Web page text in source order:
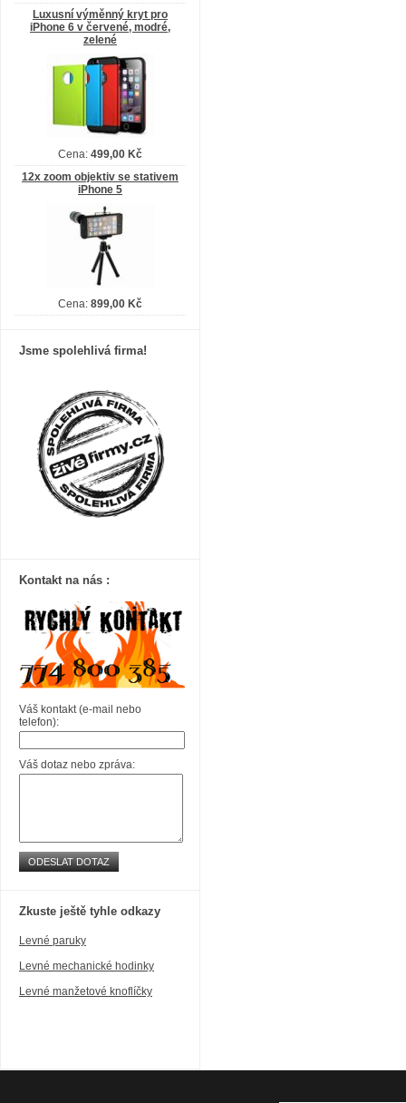
Luxusní výměnný kryt pro
iPhone 6 v červené, modré,
zelené
Cena: 499,00 Kč
12x zoom objektiv se stativem
iPhone 5
Cena: 899,00 Kč
Jsme spolehlivá firma!
Kontakt na nás :
Váš kontakt (e-mail nebo
telefon):
Váš dotaz nebo zpráva:
ODESLAT DOTAZ
Zkuste ještě tyhle odkazy
Levné paruky
Levné mechanické hodinky
Levné manžetové knoflíčky